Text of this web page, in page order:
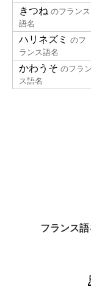
きつね のフランス
語名
ハリネズミ のフ
ランス語名
かわうそ のフラン
ス語名
フランス